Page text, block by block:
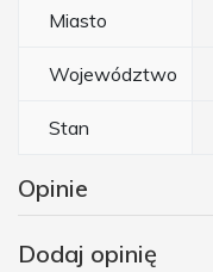
Miasto
Województwo
Stan
Opinie
Dodaj opinię